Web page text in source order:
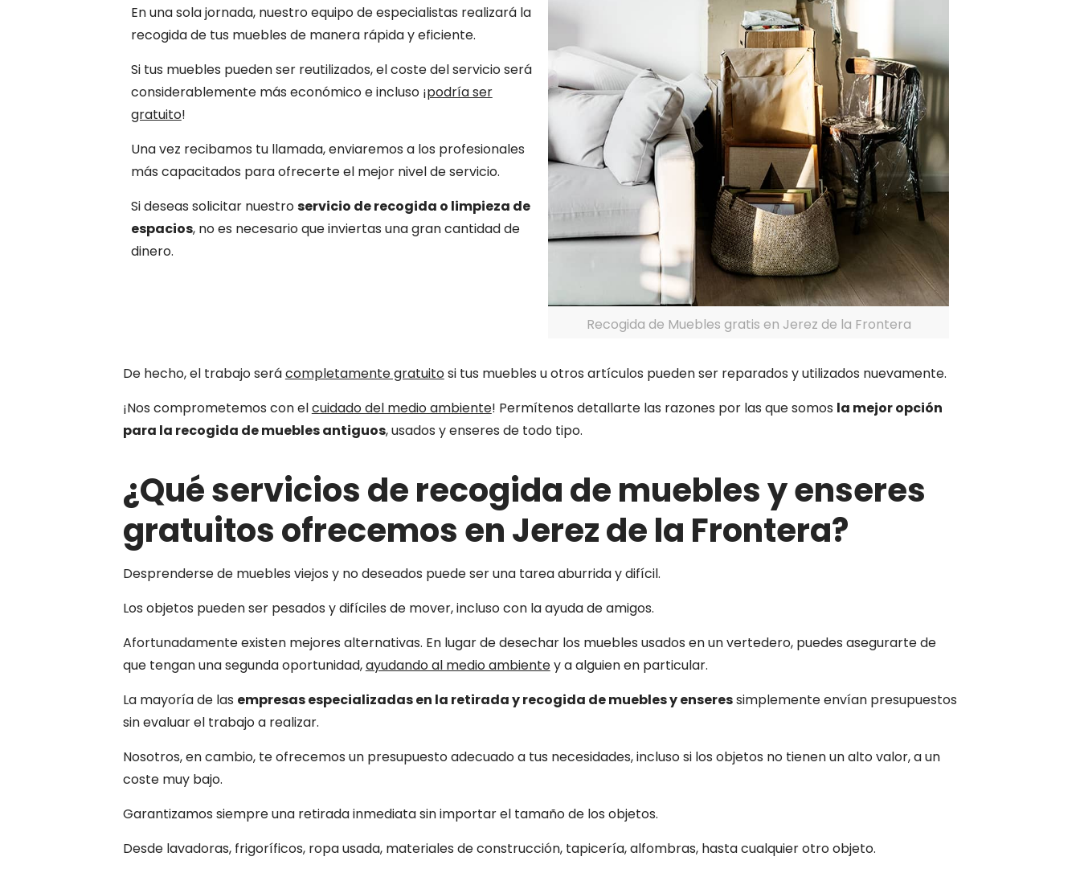
En una sola jornada, nuestro equipo de especialistas realizará la
recogida de tus muebles de manera rápida y eficiente.
Si tus muebles pueden ser reutilizados, el coste del servicio será
considerablemente más económico e incluso ¡podría ser
gratuito!
Una vez recibamos tu llamada, enviaremos a los profesionales
más capacitados para ofrecerte el mejor nivel de servicio.
Si deseas solicitar nuestroservicio de recogida o limpieza de
espacios, no es necesario que inviertas una gran cantidad de
dinero.
Recogida de Muebles gratis en Jerez de la Frontera
De hecho, el trabajo serácompletamente gratuitosi tus muebles u otros artículos pueden ser reparados y utilizados nuevamente.
¡Nos comprometemos con elcuidado del medio ambiente! Permítenos detallarte las razones por las que somos la mejor opción
para la recogida de muebles antiguos, usados y enseres de todo tipo.
¿Qué servicios de recogida de muebles y enseres
gratuitos ofrecemos en Jerez de la Frontera?
Desprenderse de muebles viejos y no deseados puede ser una tarea aburrida y difícil.
Los objetos pueden ser pesados y difíciles de mover, incluso con la ayuda de amigos.
Afortunadamente existen mejores alternativas. En lugar de desechar los muebles usados en un vertedero, puedes asegurarte de
que tengan una segunda oportunidad,ayudando al medio ambientey a alguien en particular.
La mayoría de las empresas especializadas en la retirada y recogida de muebles y enseressimplemente envían presupuestos
sin evaluar el trabajo a realizar.
Nosotros, en cambio, te ofrecemos un presupuesto adecuado a tus necesidades, incluso si los objetos no tienen un alto valor, a un
coste muy bajo.
Garantizamos siempre una retirada inmediata sin importar el tamaño de los objetos.
Desde lavadoras, frigoríficos, ropa usada, materiales de construcción, tapicería, alfombras, hasta cualquier otro objeto.